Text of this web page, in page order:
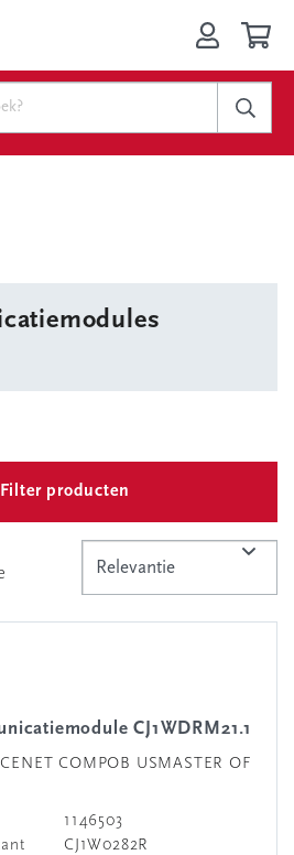
Filter producten
CJ1WDRM21.1
COMPOB USMASTER OF
1146503
CJ1W0282R